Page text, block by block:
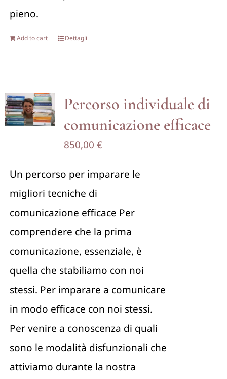
pieno.
Add to cart Dettagli
Percorso individuale di
comunicazione efficace
850,00 €
Un percorso per imparare le
migliori tecniche di
comunicazione efficace Per
comprendere che la prima
comunicazione, essenziale, è
quella che stabiliamo con noi
stessi. Per imparare a comunicare
in modo efficace con noi stessi.
Per venire a conoscenza di quali
sono le modalità disfunzionali che
attiviamo durante la nostra